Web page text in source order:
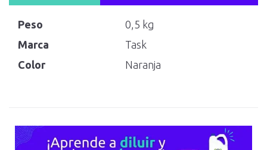
Peso
0,5 kg
Marca
Task
Color
Naranja